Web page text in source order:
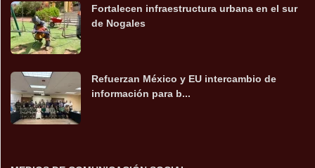
Fortalecen infraestructura urbana en el sur
de Nogales
Refuerzan México y EU intercambio de
información para b...